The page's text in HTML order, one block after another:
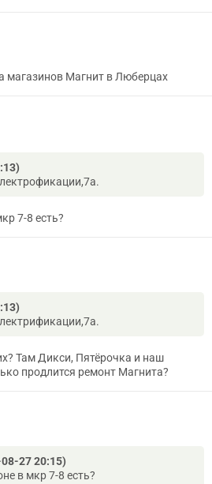
магазинов Магнит в Люберцах
7-8 есть?
Там Дикси, Пятёрочка и наш
продлится ремонт Магнита?
27 20:15)
в мкр 7-8 есть?